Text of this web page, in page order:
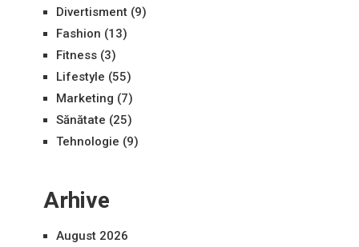
Divertisment(9)
Fashion (13)
Fitness(3)
Lifestyle (55)
Marketing (7)
Sănătate (25)
Tehnologie (9)
Arhive
August 2026